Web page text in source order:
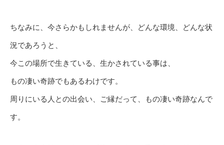
ちなみに、今さらかもしれませんが、どんな環境、どんな状
況であろうと、
今この場所で生きている、生かされている事は、
もの凄い奇跡でもあるわけです。
周りにいる人との出会い、ご縁だって、もの凄い奇跡なんで
す。